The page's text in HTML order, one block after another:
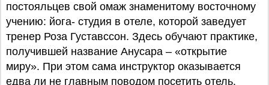
постояльцев свой омаж знаменитому восточному
учению: йога- студия в отеле, которой заведует
тренер Роза Густавссон. Здесь обучают практике,
получившей название Анусара – «открытие
миру». При этом сама инструктор оказывается
едва ли не главным поводом посетить отель.